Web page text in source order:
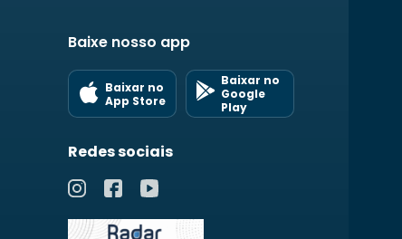
Baixe nosso app
Baixar no
App Store
Baixar no
Google
Play
Redes sociais